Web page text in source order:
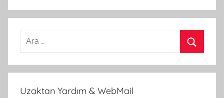
Arama:
Uzaktan Yardım & WebMail